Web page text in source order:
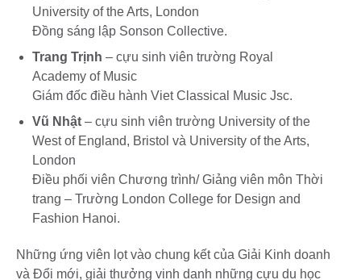
University of the Arts, London
Đồng sáng lập Sonson Collective.
Trang Trịnh – cựu sinh viên trường Royal
Academy of Music
Giám đốc điều hành Viet Classical Music Jsc.
Vũ Nhật – cựu sinh viên trường University of the
West of England, Bristol và University of the Arts,
London
Điều phối viên Chương trình/ Giảng viên môn Thời
trang – Trường London College for Design and
Fashion Hanoi.
Những ứng viên lọt vào chung kết của Giải Kinh doanh
và Đổi mới, giải thưởng vinh danh những cựu du học